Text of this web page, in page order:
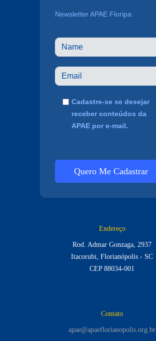
Newsletter APAE Floripa
Cadastre-se se desejar
receber conteúdos da
APAE por e-mail.
Quero Me Cadastrar
Endereço
Rod. Admar Gonzaga, 2937
Itacorubi, Florianópolis - SC
CEP 88034-001
Contato
apae@apaeflorianopolis.org.br